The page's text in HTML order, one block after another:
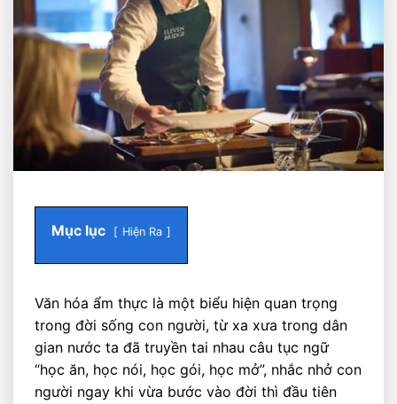
Mục lục Hiện Ra
Văn hóa ẩm thực là một biểu hiện quan trọng
trong đời sống con người, từ xa xưa trong dân
gian nước ta đã truyền tai nhau câu tục ngữ
“học ăn, học nói, học gói, học mở”, nhắc nhở con
người ngay khi vừa bước vào đời thì đầu tiên